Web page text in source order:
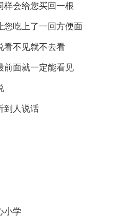
会给您买回一根
吃上了一回方便面
不见就不去看
面就一定能看见
人说话
学